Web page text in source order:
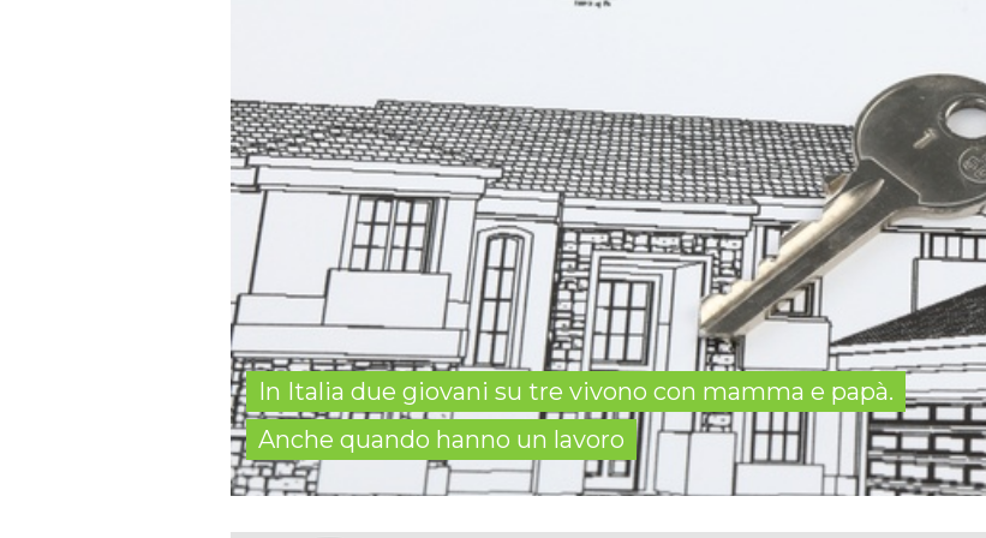
In Italia due giovani su tre vivono con mamma e papà.
Anche quando hanno un lavoro